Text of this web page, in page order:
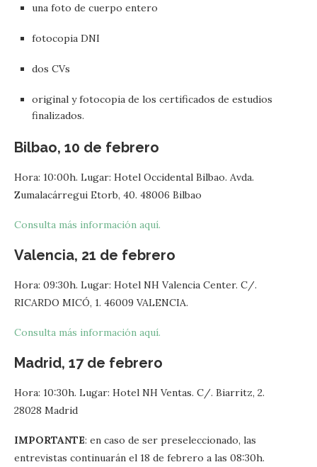
una foto de cuerpo entero
fotocopia DNI
dos CVs
original y fotocopia de los certificados de estudios
finalizados.
Bilbao, 10 de febrero
Hora: 10:00h. Lugar: Hotel Occidental Bilbao. Avda.
Zumalacárregui Etorb, 40. 48006 Bilbao
Consulta más información aquí.
Valencia, 21 de febrero
Hora: 09:30h. Lugar: Hotel NH Valencia Center. C/.
RICARDO MICÓ, 1. 46009 VALENCIA.
Consulta más información aquí.
Madrid, 17 de febrero
Hora: 10:30h. Lugar: Hotel NH Ventas. C/. Biarritz, 2.
28028 Madrid
IMPORTANTE: en caso de ser preseleccionado, las
entrevistas continuarán el 18 de febrero a las 08:30h.